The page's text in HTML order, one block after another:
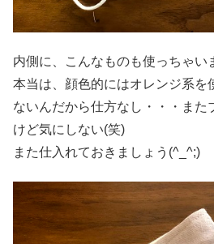
内側に、こんなものも使っちゃい
本当は、顔色的にはオレンジ系を
ないんだから仕方なし・・・また
けど気にしない(笑)
また仕入れておきましょう(^_^;)